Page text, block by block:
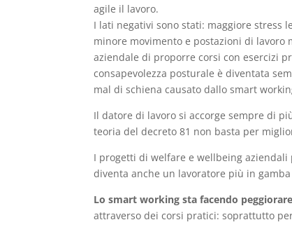
agile il lavoro.
I lati negativi sono stati: maggiore stress
minore movimento e postazioni di
aziendale di proporre corsi con esercizi
consapevolezza posturale è diventata
mal di schiena causato dallo smart
Il datore di lavoro si accorge sempre di
teoria del decreto 81 non basta per
I progetti di welfare e wellbeing
diventa anche un lavoratore più in
Lo smart working sta facendo
attraverso dei corsi pratici: soprattutto